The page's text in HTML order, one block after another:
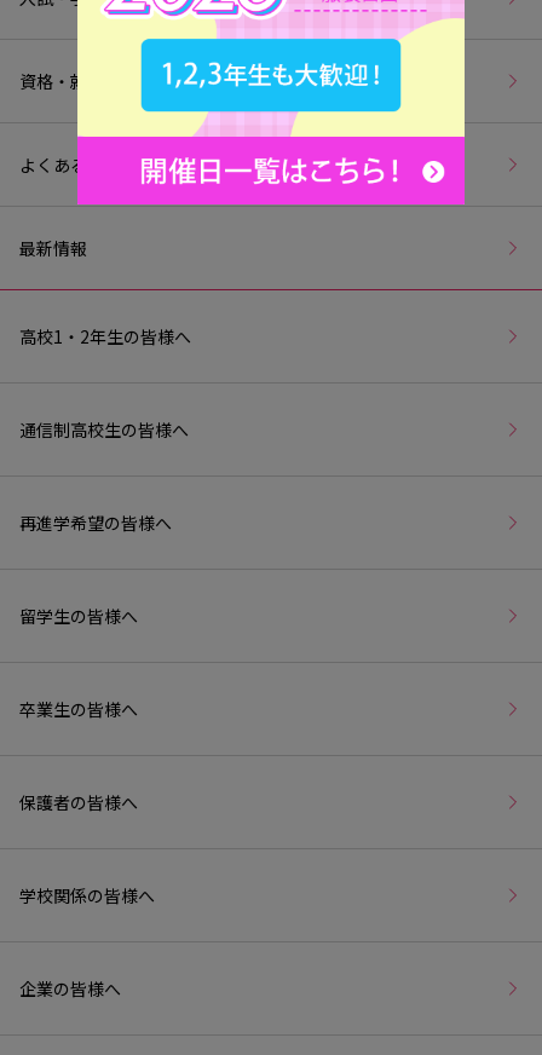
資格・就職
よくあるご質問
最新情報
高校1・2年生の皆様へ
通信制高校生の皆様へ
再進学希望の皆様へ
留学生の皆様へ
卒業生の皆様へ
保護者の皆様へ
学校関係の皆様へ
企業の皆様へ